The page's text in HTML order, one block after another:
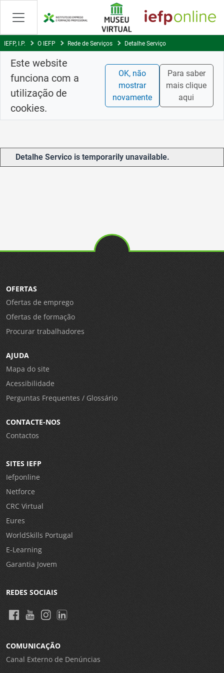
Skip
Content
IEFP, I.P. O IEFP Rede de Serviços Detalhe Serviço
Este website
funciona com a
utilização de
cookies.
OK, não
mostrar
novamente
Para saber
mais clique
aqui
Detalhe Servico is temporarily unavailable.
OFERTAS
Ofertas de emprego
Ofertas de formação
Procurar trabalhadores
AJUDA
Mapa do site
Acessibilidade
Perguntas Frequentes / Glossário
CONTACTE-NOS
Contactos
SITES IEFP
Iefponline
Netforce
CRC Virtual
Eures
WorldSkills Portugal
E-Learning
Garantia Jovem
REDES SOCIAIS
COMUNICAÇÃO
Canal Externo de Denúncias